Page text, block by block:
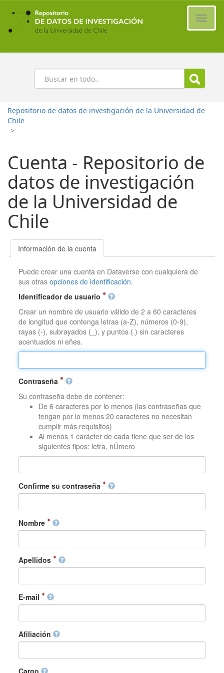
Ir
contenido
principal
Buscar
Repositorio de datos de investigación de la Universidad de
Chile
>
Cuenta - Repositorio de
datos de investigación
de la Universidad de
Chile
Información de la cuenta
Puede crear una cuenta en Dataverse con cualquiera de
sus otrasopciones de identificación.
Identificador de usuario
Crear un nombre de usuario válido de 2 a 60 caracteres
de longitud que contenga letras (a-Z), números (0-9),
rayas (-), subrayados (_), y puntos (.) sin caracteres
acentuados ni eñes.
Contraseña
Su contraseña debe de contener:
De 6 caracteres por lo menos (las contraseñas que
tengan por lo menos 20 caracteres no necesitan
cumplir más requisitos)
Al menos 1 carácter de cada tiene que ser de los
siguientes tipos: letra, nÚmero
Confirme su contraseña
Nombre
Apellidos
E-mail
Afiliación
Cargo